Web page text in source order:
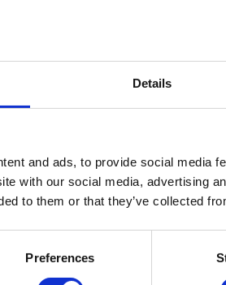
Details
and ads, to provide social media
with our social media, advertising
to them or that they’ve collected
Preferences
die Expertise besonderer
und Drapés setzen ihren
Raffungen im Front-Bereich sowie